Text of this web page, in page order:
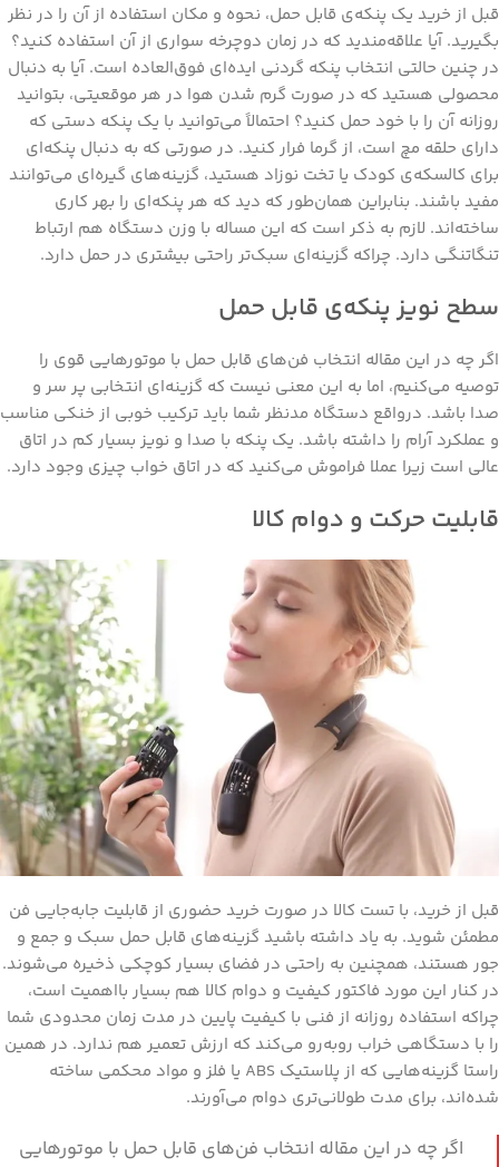
قبل از خرید یک پنکه‌ی قابل حمل، نحوه و مکان استفاده از آن را در نظر
بگیرید. آیا علاقه‌مندید که در زمان دوچرخه سواری از آن استفاده کنید؟
در چنین حالتی انتخاب پنکه گردنی ایده‌ای فوق‌العاده است. آیا به دنبال
محصولی هستید که در صورت گرم شدن هوا در هر موقعیتی، بتوانید
روزانه آن را با خود حمل کنید؟ احتمالاً می‌توانید با یک پنکه دستی که
دارای حلقه مچ است، از گرما فرار کنید. در صورتی که به دنبال پنکه‌ای
برای کالسکه‌ی کودک یا تخت نوزاد هستید، گزینه‌های گیره‌ای می‌توانند
مفید باشند. بنابراین همان‌طور که دید که هر پنکه‌ای را بهر کاری
ساخته‌اند. لازم به ذکر است که این مساله با وزن دستگاه هم ارتباط
تنگاتنگی دارد. چراکه گزینه‌ای سبک‌تر راحتی بیشتری در حمل دارد.
سطح نویز پنکه‌ی قابل حمل
اگر چه در این مقاله انتخاب فن‌های قابل حمل با موتورهایی قوی را
توصیه می‌کنیم، اما به این معنی نیست که گزینه‌ای انتخابی پر سر و
صدا باشد. درواقع دستگاه مدنظر شما باید ترکیب خوبی از خنکی مناسب
و عملکرد آرام را داشته باشد. یک پنکه با صدا و نویز بسیار کم در اتاق
عالی است زیرا عملا فراموش می‌کنید که در اتاق خواب چیزی وجود دارد.
قابلیت حرکت و دوام کالا
قبل از خرید، با تست کالا در صورت خرید حضوری از قابلیت جابه‌جایی فن
مطمئن شوید. به یاد داشته باشید گزینه‌های قابل حمل سبک و جمع و
جور هستند، همچنین به راحتی در فضای بسیار کوچکی ذخیره می‌شوند.
در کنار این مورد فاکتور کیفیت و دوام کالا هم بسیار بااهمیت است،
چراکه استفاده روزانه از فنی با کیفیت پایین در مدت زمان محدودی شما
را با دستگاهی خراب رو‌به‌رو می‌کند که ارزش تعمیر هم ندارد. در همین
راستا گزینه‌هایی که از پلاستیک ABS یا فلز و مواد محکمی ساخته
شده‌اند، برای مدت طولانی‌تری دوام می‌آورند.
اگر چه در این مقاله انتخاب فن‌های قابل حمل با موتورهایی